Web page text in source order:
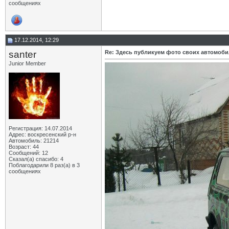
сообщениях
17.12.2014, 12:29
santer
Junior Member
Регистрация: 14.07.2014
Адрес: воскресенский р-н
Автомобиль: 21214
Возраст: 44
Сообщений: 12
Сказал(а) спасибо: 4
Поблагодарили 8 раз(а) в 3
сообщениях
Re: Здесь публикуем фото своих